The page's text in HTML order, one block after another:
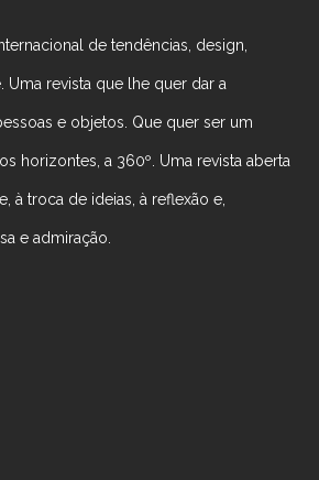
de tendências, design,
Uma revista que lhe quer dar a
e objetos. Que quer ser um
horizontes, a 360º. Uma revista aberta
à troca de ideias, à reflexão e,
e admiração.